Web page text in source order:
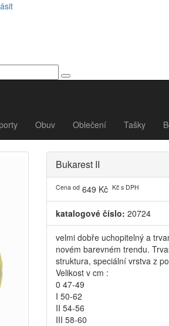
Obuv Oblečení Tašky
Bukarest II
Cena od 649 Kč Kč s DPH
katalogové číslo: 20724
velmi dobře uchopitelný a
novém barevném trendu.
struktura, speciální vrstva z
Velikost v cm :
0 47-49
I 50-62
II 54-56
III 58-60